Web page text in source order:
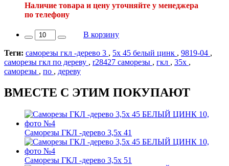
Наличие товара и цену уточняйте у менеджера
по телефону
В корзину
Теги: саморезы гкл -дерево 3 , 5х 45 белый цинк , 9819-04 ,
саморезы гкл по дереву , r28427 саморезы , гкл , 35х ,
саморезы , по , дереву
ВМЕСТЕ С ЭТИМ ПОКУПАЮТ
Саморезы ГКЛ -дерево 3,5х 41
Саморезы ГКЛ -дерево 3,5х 51